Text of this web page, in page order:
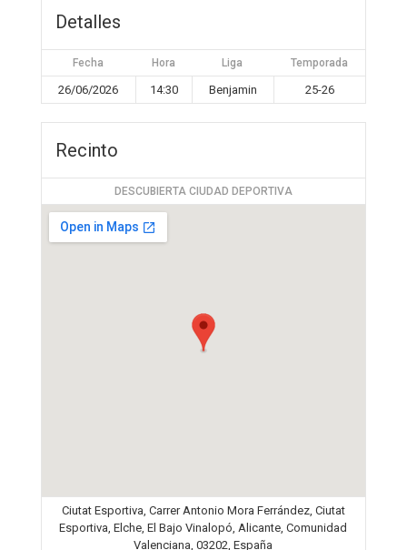
Detalles
Fecha Hora Liga Temporada
26/06/2026 14:30 Benjamin 25-26
Recinto
DESCUBIERTA CIUDAD DEPORTIVA
Ciutat Esportiva, Carrer Antonio Mora Ferrández, Ciutat
Esportiva, Elche, El Bajo Vinalopó, Alicante, Comunidad
Valenciana, 03202, España